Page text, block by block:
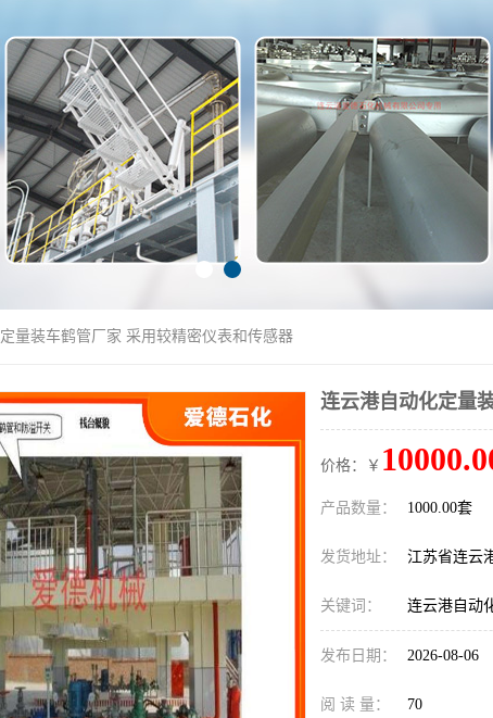
量装车鹤管厂家 采用较精密仪表和传感器
连云港自动化定量
价格：￥
产品数量： 1000.00套
发货地址： 江苏省连
关键词： 连云港自动
发布日期： 2026-08-06
阅 读 量： 70